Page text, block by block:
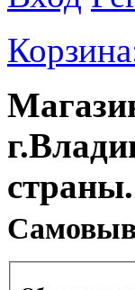
страны.